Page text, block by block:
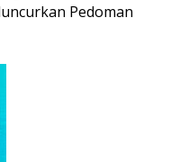
Pedoman